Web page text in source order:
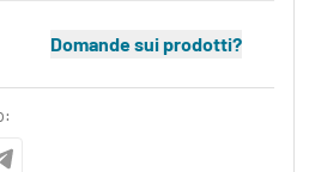
Domande sui prodotti?